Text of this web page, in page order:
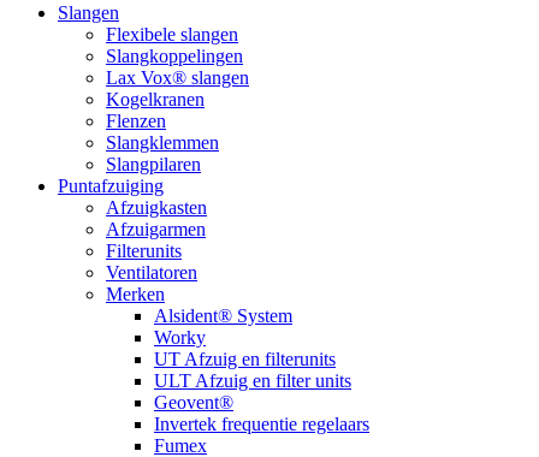
Slangen
Flexibele slangen
Slangkoppelingen
Lax Vox® slangen
Kogelkranen
Flenzen
Slangklemmen
Slangpilaren
Puntafzuiging
Afzuigkasten
Afzuigarmen
Filterunits
Ventilatoren
Merken
Alsident® System
Worky
UT Afzuig en filterunits
ULT Afzuig en filter units
Geovent®
Invertek frequentie regelaars
Fumex